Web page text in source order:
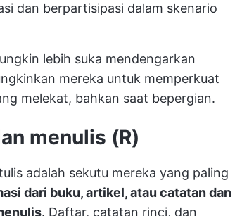
dan berpartisipasi dalam skenario
lebih suka mendengarkan
mereka untuk memperkuat
melekat, bahkan saat bepergian.
menulis (R)
adalah sekutu mereka yang paling
dari buku, artikel, atau catatan dan
. Daftar, catatan rinci, dan